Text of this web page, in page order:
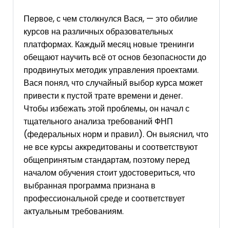
Первое, с чем столкнулся Вася, — это обилие
курсов на различных образовательных
платформах. Каждый месяц новые тренинги
обещают научить всё от основ безопасности до
продвинутых методик управления проектами.
Вася понял, что случайный выбор курса может
привести к пустой трате времени и денег.
Чтобы избежать этой проблемы, он начал с
тщательного анализа требований ФНП
(федеральных норм и правил). Он выяснил, что
не все курсы аккредитованы и соответствуют
общепринятым стандартам, поэтому перед
началом обучения стоит удостовериться, что
выбранная программа признана в
профессиональной среде и соответствует
актуальным требованиям.